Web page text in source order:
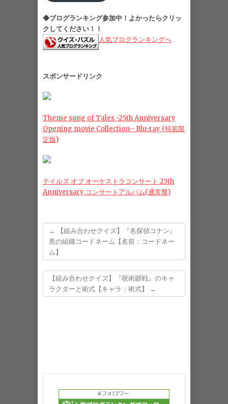
◆ブログランキング参加中！よかったらクリッ
クしてください！！
人気ブログランキングへ
スポンサードリンク
Theme song of Tales -25th Anniversary
Opening movie Collection– Blu-ray (特装限
定版)
テイルズ オブ オーケストラコンサート 25th
Anniversary コンサートアルバム(通常盤)
←
【組み合わせクイズ】『名探偵コナン』
黒の組織コードネーム【名前：コードネー
ム】
【組み合わせクイズ】『呪術廻戦』のキャ
ラクターと術式【キャラ：術式】
→